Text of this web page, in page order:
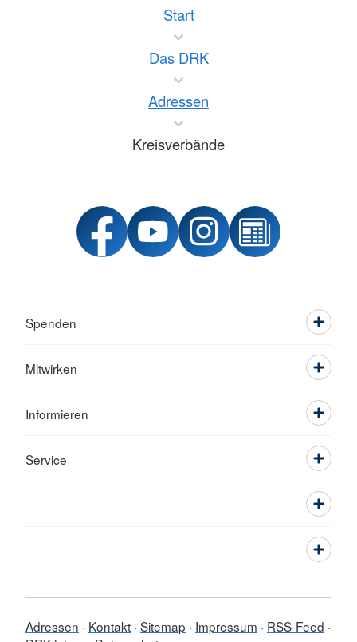
Start
Das DRK
Adressen
Kreisverbände
Spenden
Mitwirken
Informieren
Service
Adressen Kontakt Sitemap Impressum
RSS-Feed